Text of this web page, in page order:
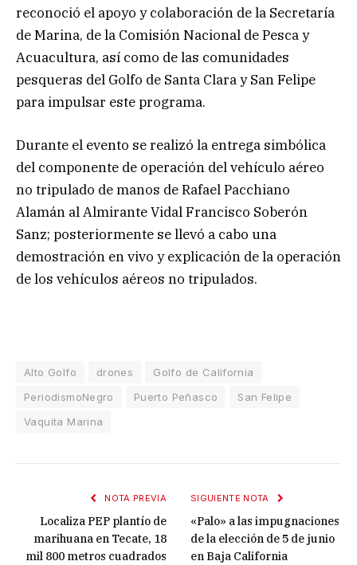
reconoció el apoyo y colaboración de la Secretaría
de Marina, de la Comisión Nacional de Pesca y
Acuacultura, así como de las comunidades
pesqueras del Golfo de Santa Clara y San Felipe
para impulsar este programa.
Durante el evento se realizó la entrega simbólica
del componente de operación del vehículo aéreo
no tripulado de manos de Rafael Pacchiano
Alamán al Almirante Vidal Francisco Soberón
Sanz; posteriormente se llevó a cabo una
demostración en vivo y explicación de la operación
de los vehículos aéreos no tripulados.
Alto Golfo drones
Golfo de California
PeriodismoNegro
Puerto Peñasco
San Felipe
Vaquita Marina
NOTA PREVIA
Localiza PEP plantío de
marihuana en Tecate, 18
mil 800 metros cuadrados
SIGUIENTE NOTA
«Palo» a las impugnaciones
de la elección de 5 de junio
en Baja California